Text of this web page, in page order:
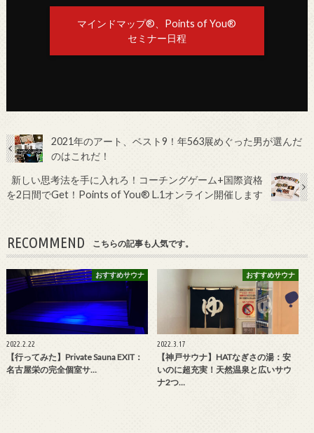
マインドマップ®、Points of You®
セミナー日程
2021年のアート、ベスト9！年563展めぐった男が選んだ
のはこれだ！
新しい思考法を手に入れろ！コーチングゲーム+国際資格
を2日間でGet！Points of You® L.1オンライン開催します
RECOMMEND こちらの記事も人気です。
おすすめサウナ
2022.2.22
【行ってみた】Private Sauna EXIT：
名古屋栄の完全個室サ…
おすすめサウナ
2022.3.17
【神戸サウナ】HATなぎさの湯：安
いのに超充実！天然温泉と広いサウ
ナ2つ…